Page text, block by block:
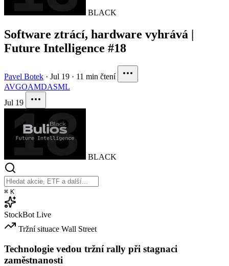
BLACK
Software ztrácí, hardware vyhrává |
Future Intelligence #18
Pavel Botek · Jul 19 · 11 min čtení
AVGOAMDASML
Jul 19
BLACK
⌘ K
StockBot Live
Tržní situace Wall Street
Technologie vedou tržní rally při stagnaci
zaměstnanosti